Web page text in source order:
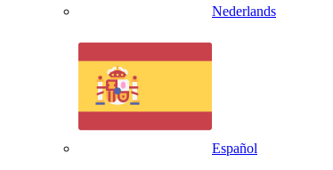
Nederlands
Español